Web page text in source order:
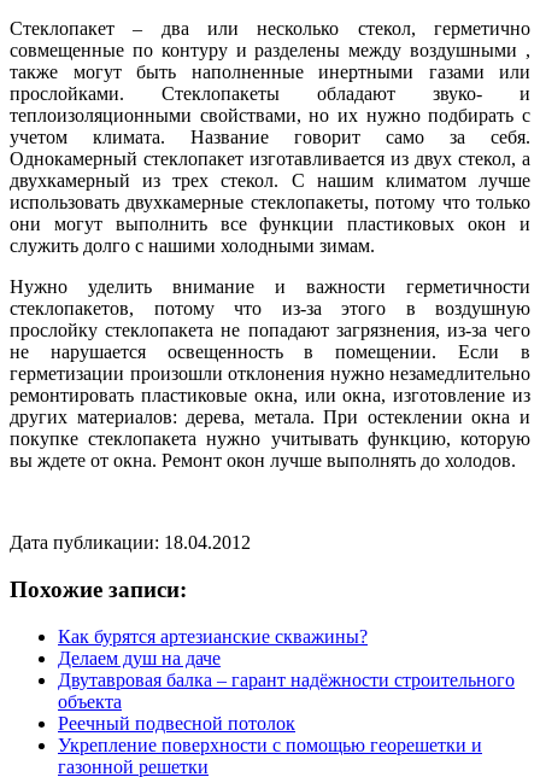
Стеклопакет – два или несколько стекол, герметично
совмещенные по контуру и разделены между воздушными ,
также могут быть наполненные инертными газами или
прослойками. Стеклопакеты обладают звуко- и
теплоизоляционными свойствами, но их нужно подбирать с
учетом климата. Название говорит само за себя.
Однокамерный стеклопакет изготавливается из двух стекол, а
двухкамерный из трех стекол. С нашим климатом лучше
использовать двухкамерные стеклопакеты, потому что только
они могут выполнить все функции пластиковых окон и
служить долго с нашими холодными зимам.
Нужно уделить внимание и важности герметичности
стеклопакетов, потому что из-за этого в воздушную
прослойку стеклопакета не попадают загрязнения, из-за чего
не нарушается освещенность в помещении. Если в
герметизации произошли отклонения нужно незамедлительно
ремонтировать пластиковые окна, или окна, изготовление из
других материалов: дерева, метала. При остеклении окна и
покупке стеклопакета нужно учитывать функцию, которую
вы ждете от окна. Ремонт окон лучше выполнять до холодов.
Дата публикации: 18.04.2012
Похожие записи:
Как бурятся артезианские скважины?
Делаем душ на даче
Двутавровая балка – гарант надёжности строительного
объекта
Реечный подвесной потолок
Укрепление поверхности с помощью георешетки и
газонной решетки